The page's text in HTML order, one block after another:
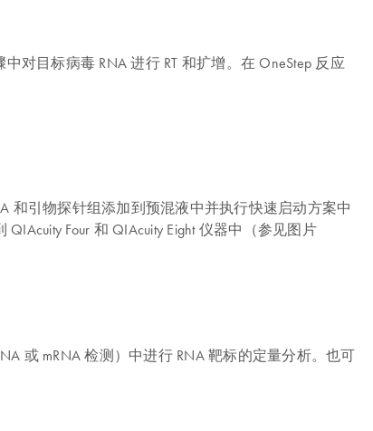
对目标病毒 RNA 进行 RT 和扩增。在 OneStep 反应
和引物探针组添加到预混液中并执行快速启动方案中
Four 和 QIAcuity Eight 仪器中（参见图片
或 mRNA 检测）中进行 RNA 靶标的定量分析。也可